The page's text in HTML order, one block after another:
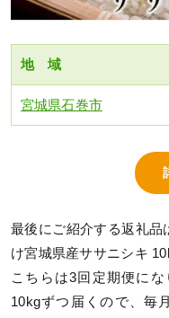
地 域
宮城県石巻市
最後にご紹介する返礼品
け宮城県産ササニシキ
こちらは3回定期便に
10kgずつ届くので、毎